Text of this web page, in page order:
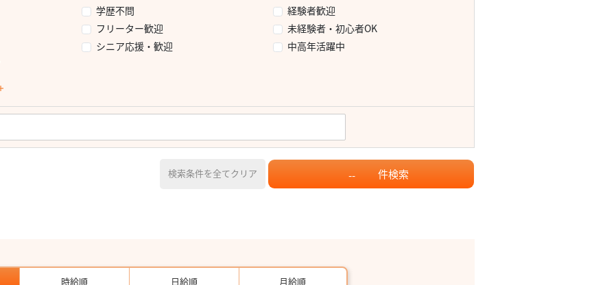
学歴不問
経験者歓迎
フリーター歓迎
未経験者・初心者OK
シニア応援・歓迎
中高年活躍中
検索条件を全てクリア -- 件検索
時給順 日給順 月給順